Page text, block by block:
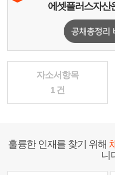
에셋플러스자산
자소서항목
1 건
훌륭한 인재를 찾기 위해
니